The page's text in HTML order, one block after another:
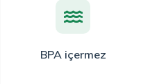
BPA içermez